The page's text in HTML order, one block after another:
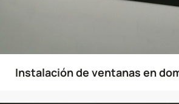
Instalación de ventanas en